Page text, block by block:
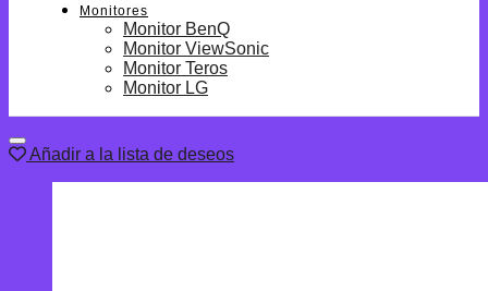
Monitores
Monitor BenQ
Monitor ViewSonic
Monitor Teros
Monitor LG
Añadir a la lista de deseos